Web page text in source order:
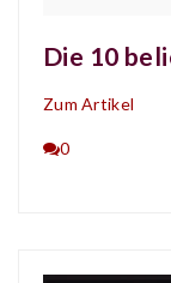
Die 10
Zum Artikel
0